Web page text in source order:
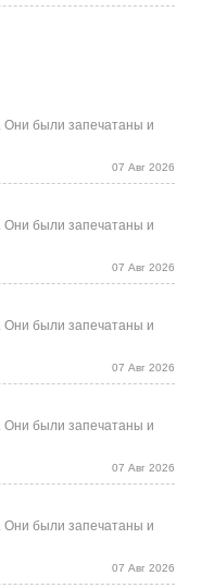
были запечатаны и
07 Авг 2026
были запечатаны и
07 Авг 2026
были запечатаны и
07 Авг 2026
были запечатаны и
07 Авг 2026
были запечатаны и
07 Авг 2026